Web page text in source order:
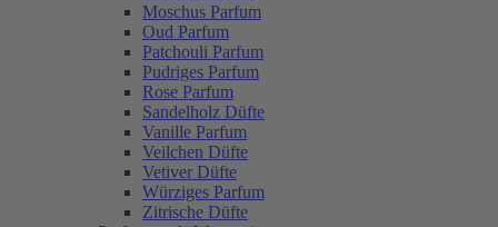
Moschus Parfum
Oud Parfum
Patchouli Parfum
Pudriges Parfum
Rose Parfum
Sandelholz Düfte
Vanille Parfum
Veilchen Düfte
Vetiver Düfte
Würziges Parfum
Zitrische Düfte